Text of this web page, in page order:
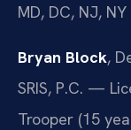
MD, DC, NJ, NY
Bryan Block,
SRIS, P.C. —
Trooper (15